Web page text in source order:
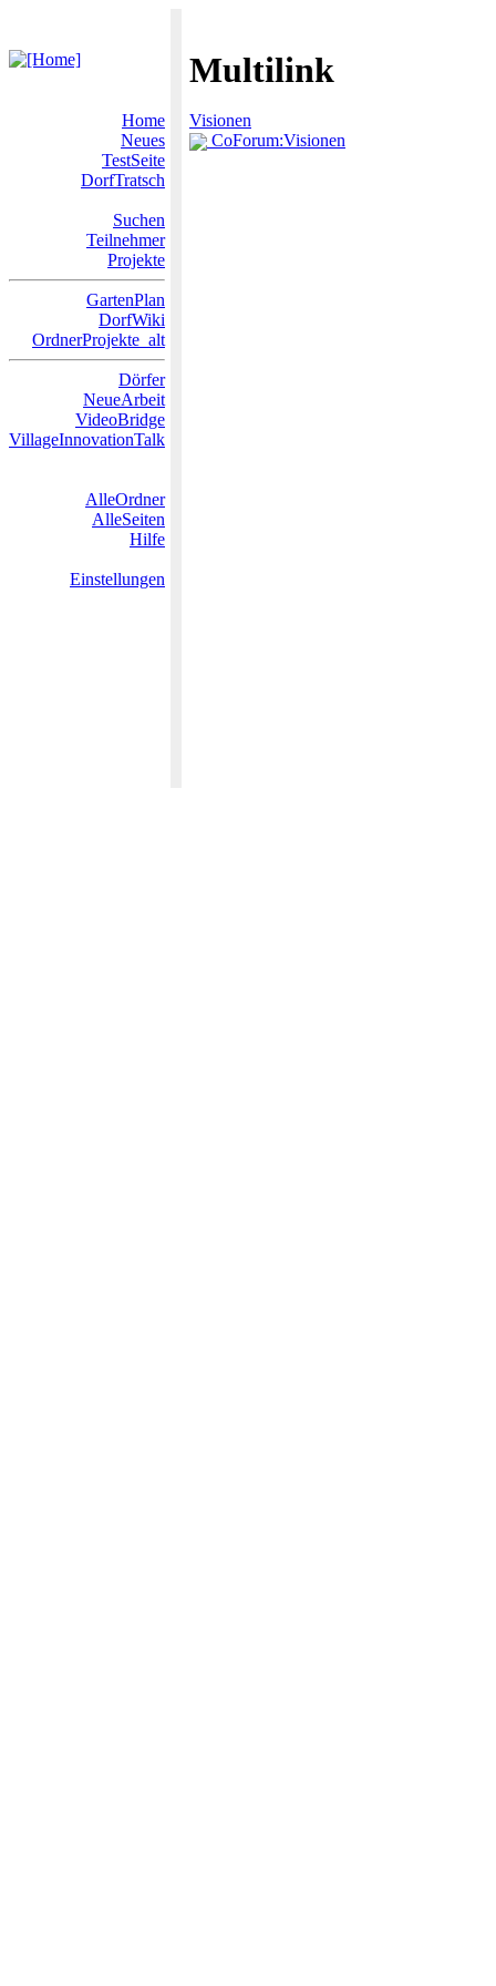
Multilink
Home
Neues
TestSeite
DorfTratsch
Suchen
Teilnehmer
Projekte
GartenPlan
DorfWiki
OrdnerProjekte_alt
Dörfer
NeueArbeit
VideoBridge
VillageInnovationTalk
AlleOrdner
AlleSeiten
Hilfe
Einstellungen
Visionen
CoForum:Visionen